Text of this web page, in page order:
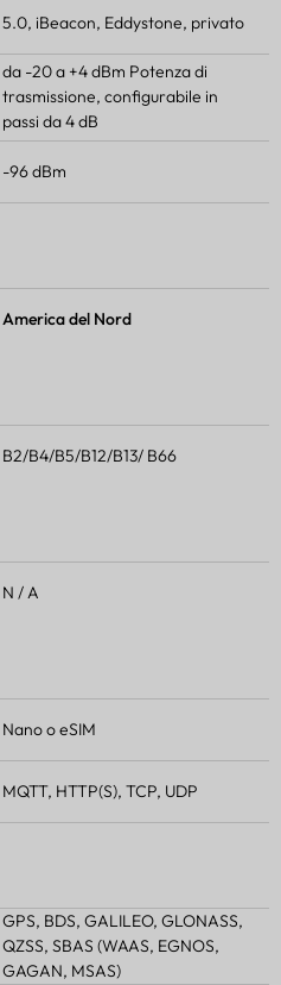
5.0, iBeacon, Eddystone, privato
da -20 a +4 dBm Potenza di
trasmissione, configurabile in
passi da 4 dB
-96 dBm
America del Nord
B2/B4/B5/B12/B13/ B66
N / A
Nano o eSIM
MQTT, HTTP(S), TCP, UDP
GPS, BDS, GALILEO, GLONASS,
QZSS, SBAS (WAAS, EGNOS,
GAGAN, MSAS)